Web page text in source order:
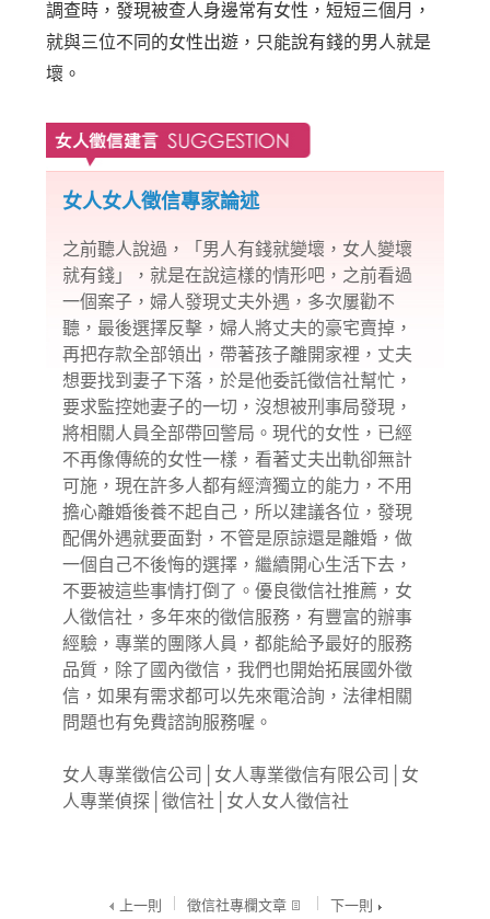
調查時，發現被查人身邊常有女性，短短三個月，
就與三位不同的女性出遊，只能說有錢的男人就是
壞。
女人女人徵信專家論述
之前聽人說過，「男人有錢就變壞，女人變壞
就有錢」，就是在說這樣的情形吧，之前看過
一個案子，婦人發現丈夫外遇，多次屢勸不
聽，最後選擇反擊，婦人將丈夫的豪宅賣掉，
再把存款全部領出，帶著孩子離開家裡，丈夫
想要找到妻子下落，於是他委託徵信社幫忙，
要求監控她妻子的一切，沒想被刑事局發現，
將相關人員全部帶回警局。現代的女性，已經
不再像傳統的女性一樣，看著丈夫出軌卻無計
可施，現在許多人都有經濟獨立的能力，不用
擔心離婚後養不起自己，所以建議各位，發現
配偶外遇就要面對，不管是原諒還是離婚，做
一個自己不後悔的選擇，繼續開心生活下去，
不要被這些事情打倒了。優良徵信社推薦，女
人徵信社，多年來的徵信服務，有豐富的辦事
經驗，專業的團隊人員，都能給予最好的服務
品質，除了國內徵信，我們也開始拓展國外徵
信，如果有需求都可以先來電洽詢，法律相關
問題也有免費諮詢服務喔。
女人專業徵信公司 女人專業徵信有限公司
女
人專業偵探 │徵信社 女人女人徵信社
上一則 徵信社專欄文章 下一則